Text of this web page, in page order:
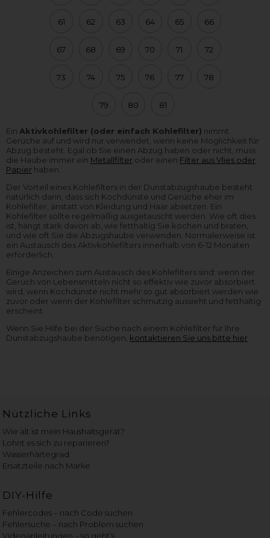
61 62 63 64 65 66
67 68 69 70 71 72
73 74 75 76 77 78
79 80 81
Ein Aktivkohlefilter (oder einfach Kohlefilter) nimmt
Gerüche auf und wird nur verwendet, wenn keine Möglichkeit für
Abzug besteht. Egal ob Sie einen Abzug haben oder nicht, muss
die Haube immer ein Metallfilter oder einen Filter aus Vlies oder
Papier haben.
Der Vorteil eines Kohlefilters in der Dunstabzugshaube besteht
natürlich darin, dass sich Kochdünste und Gerüche eher im
Kohlefilter, anstatt von Kleidung und Haar absetzen. Ein
Kohlefilter sollte regelmäßig ausgetauscht werden. Wie oft dies
ist, hängt stark davon ab, wie fetthaltig Sie kochen und braten,
und wie oft Sie die Abzugshaube verwenden. Normalerweise ist
ein Austausch des Aktivkohlefilters innerhalb von 6-12 Monaten
erforderlich.
Einige Anzeichen zum Austausch des Kohlefilters sind: wenn der
Geruch von Lebensmitteln nicht so effektiv wie zuvor absorbiert
wird, wenn Kochdünste nicht mehr so gut absorbiert werden wie
zuvor oder wenn der Kohlefilter schmutzig aussieht und fetthaltig
erscheint.
Wenn Sie Hilfe bei der Suche nach einem Kohlefilter für Ihre
Dunstabzugshaube benötigen, kontaktieren Sie uns bitte hier.
Nützliche Links
Wie alt ist mein Haushaltsgerät?
Lohnt es sich zu reparieren?
Wasserhärtegrad
Ersatzteile nach Marke
DIY-Hilfe
Fehlercodes – nach Code suchen
Fehlersuche – nach Problem suchen
Videoanleitungen – so geht’s